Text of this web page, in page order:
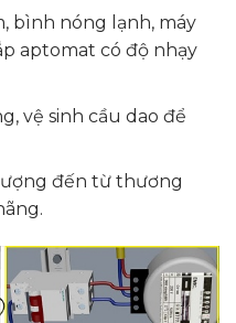
bình nóng lạnh, máy
aptomat có độ nhạy
vệ sinh cầu dao để
đến từ thương